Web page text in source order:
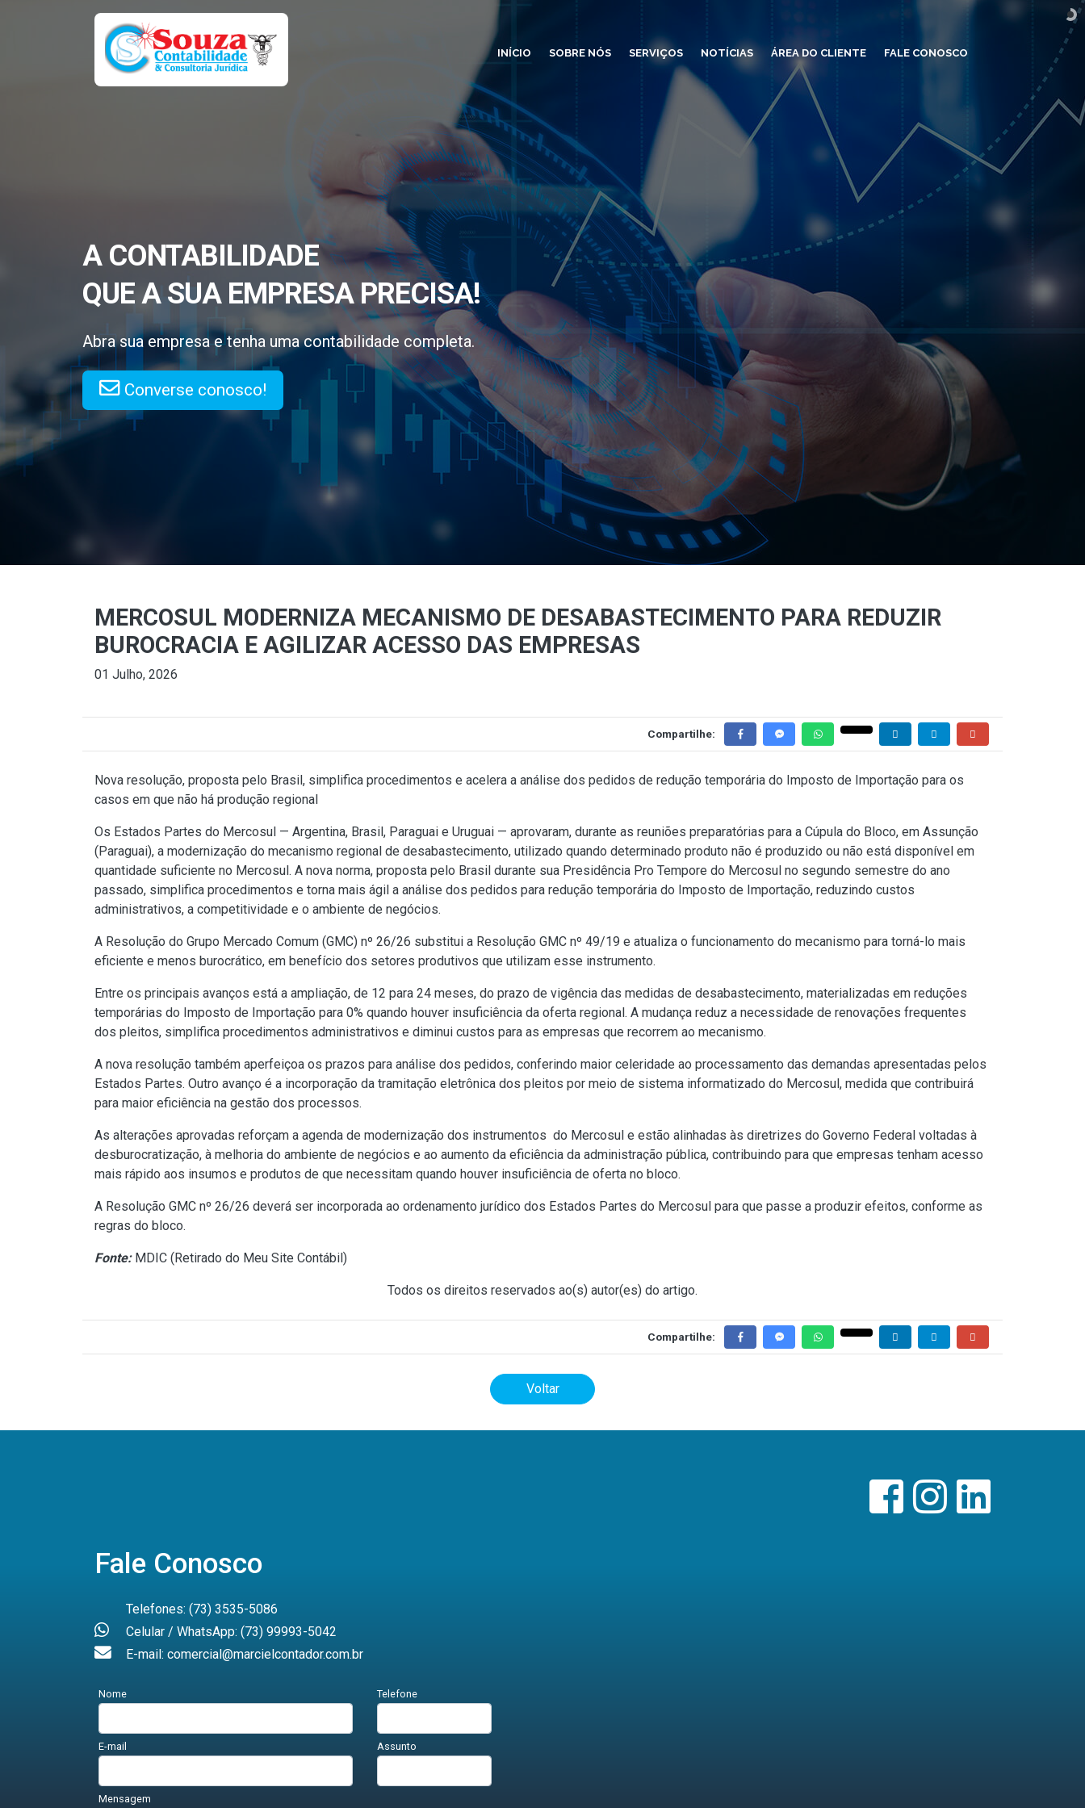
INÍCIO SOBRE NÓS SERVIÇOS NOTÍCIAS ÁREA DO CLIENTE FALE CONOSCO
A CONTABILIDADE
QUE A SUA EMPRESA PRECISA!
Abra sua empresa e tenha uma contabilidade completa.
Converse conosco!
MERCOSUL MODERNIZA MECANISMO DE DESABASTECIMENTO PARA REDUZIR
BUROCRACIA E AGILIZAR ACESSO DAS EMPRESAS
01 Julho, 2026
Compartilhe:
Nova resolução, proposta pelo Brasil, simplifica procedimentos e acelera a análise dos pedidos de redução temporária do Imposto de Importação para os
casos em que não há produção regional
Os Estados Partes do Mercosul — Argentina, Brasil, Paraguai e Uruguai — aprovaram, durante as reuniões preparatórias para a Cúpula do Bloco, em Assunção
(Paraguai), a modernização do mecanismo regional de desabastecimento, utilizado quando determinado produto não é produzido ou não está disponível em
quantidade suficiente no Mercosul. A nova norma, proposta pelo Brasil durante sua Presidência Pro Tempore do Mercosul no segundo semestre do ano
passado, simplifica procedimentos e torna mais ágil a análise dos pedidos para redução temporária do Imposto de Importação, reduzindo custos
administrativos, a competitividade e o ambiente de negócios.
A Resolução do Grupo Mercado Comum (GMC) nº 26/26 substitui a Resolução GMC nº 49/19 e atualiza o funcionamento do mecanismo para torná-lo mais
eficiente e menos burocrático, em benefício dos setores produtivos que utilizam esse instrumento.
Entre os principais avanços está a ampliação, de 12 para 24 meses, do prazo de vigência das medidas de desabastecimento, materializadas em reduções
temporárias do Imposto de Importação para 0% quando houver insuficiência da oferta regional. A mudança reduz a necessidade de renovações frequentes
dos pleitos, simplifica procedimentos administrativos e diminui custos para as empresas que recorrem ao mecanismo.
A nova resolução também aperfeiçoa os prazos para análise dos pedidos, conferindo maior celeridade ao processamento das demandas apresentadas pelos
Estados Partes. Outro avanço é a incorporação da tramitação eletrônica dos pleitos por meio de sistema informatizado do Mercosul, medida que contribuirá
para maior eficiência na gestão dos processos.
As alterações aprovadas reforçam a agenda de modernização dos instrumentos do Mercosul e estão alinhadas às diretrizes do Governo Federal voltadas à
desburocratização, à melhoria do ambiente de negócios e ao aumento da eficiência da administração pública, contribuindo para que empresas tenham acesso
mais rápido aos insumos e produtos de que necessitam quando houver insuficiência de oferta no bloco.
A Resolução GMC nº 26/26 deverá ser incorporada ao ordenamento jurídico dos Estados Partes do Mercosul para que passe a produzir efeitos, conforme as
regras do bloco.
Fonte:MDIC (Retirado do Meu Site Contábil)
Todos os direitos reservados ao(s) autor(es) do artigo.
Compartilhe:
Voltar
Fale Conosco
Telefones: (73) 3535-5086
Celular / WhatsApp: (73) 99993-5042
E-mail: comercial@marcielcontador.com.br
Nome Telefone
E-mail Assunto
Mensagem